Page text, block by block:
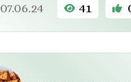
07.06.24 41